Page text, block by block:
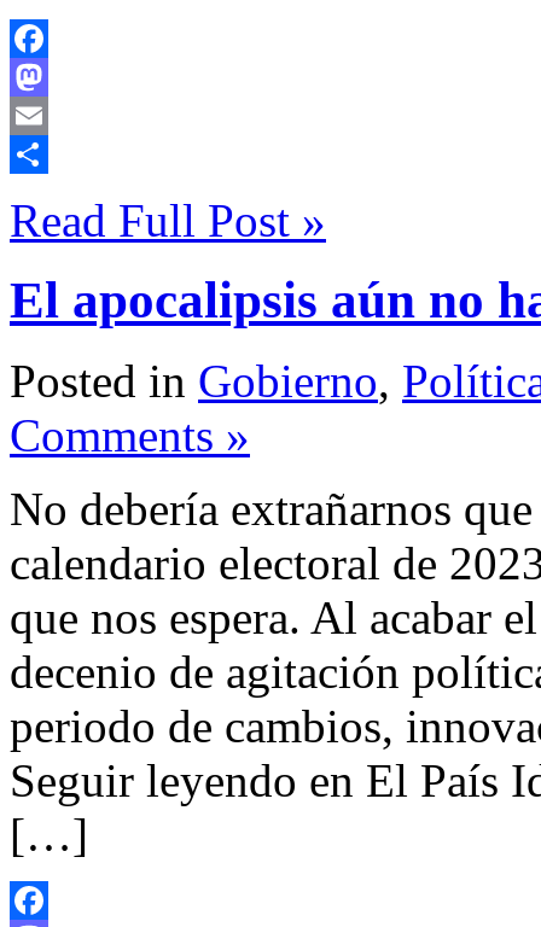
Facebook
Mastodon
Email
Read Full Post »
El apocalipsis aún no
Posted in Gobierno,
Comments »
No debería extrañarnos
calendario electoral de
que nos espera. Al acabar
decenio de agitación
periodo de cambios,
Seguir leyendo en El País
[…]